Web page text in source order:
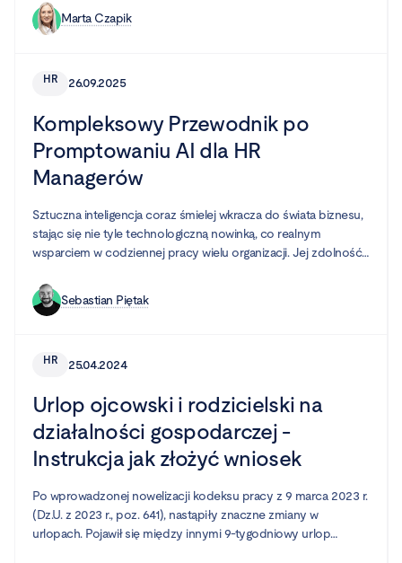
nich korzysta z tego ekosystemu, ale często nawyki i sposób
pracy sprawiają, że potencjał narzędzi pozostaje
na produktywność przez pryzmat dobrze zaprojektowanego
Marta Czapik
HR 26.09.2025
Kompleksowy Przewodnik po
Promptowaniu AI dla HR
Managerów
Sztuczna inteligencja coraz śmielej wkracza do świata biznesu,
stając się nie tyle technologiczną nowinką, co realnym
wsparciem w codziennej pracy wielu organizacji. Jej zdolność
automatyzacji żmudnych, manualnych procesów pozwala
firmom działać efektywniej. Jednym z obszarów, który może w
Sebastian Piętak
HR 25.04.2024
Urlop ojcowski i rodzicielski na
działalności gospodarczej -
Instrukcja jak złożyć wniosek
Po wprowadzonej nowelizacji kodeksu pracy z 9 marca 2023 r.
(Dz.U. z 2023 r., poz. 641), nastąpiły znaczne zmiany w
urlopach. Pojawił się między innymi 9-tygodniowy urlop